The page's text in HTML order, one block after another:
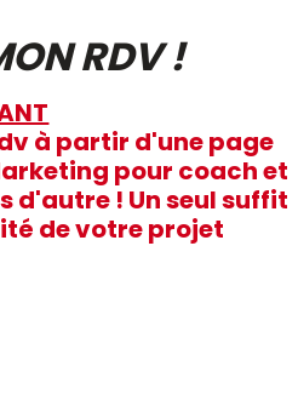
RDV !
à partir d'une page
pour coach et
d'autre ! Un seul suffit
de votre projet